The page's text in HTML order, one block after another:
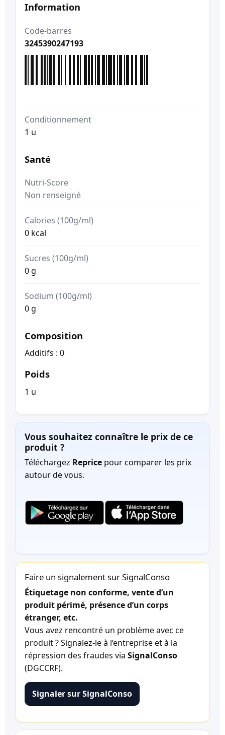
Information
Code-barres
3245390247193
Conditionnement
1 u
Santé
Nutri-Score
Non renseigné
Calories (100g/ml)
0 kcal
Sucres (100g/ml)
0 g
Sodium (100g/ml)
0 g
Composition
Additifs : 0
Poids
1 u
Vous souhaitez connaître le prix de ce
produit ?
Téléchargez Reprice pour comparer les prix
autour de vous.
Faire un signalement sur SignalConso
Étiquetage non conforme, vente d’un
produit périmé, présence d’un corps
étranger, etc.
Vous avez rencontré un problème avec ce
produit ? Signalez-le à l’entreprise et à la
répression des fraudes via SignalConso
(DGCCRF).
Signaler sur SignalConso